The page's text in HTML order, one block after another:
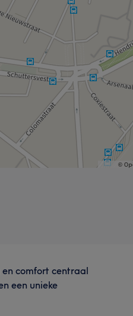
en comfort centraal
een unieke